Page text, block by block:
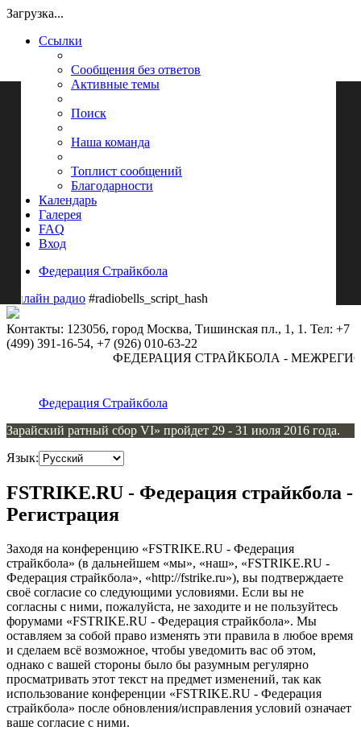
Загрузка...
Ссылки
Сообщения без ответов
Активные темы
Поиск
Наша команда
Топлист сообщений
Благодарности
Календарь
Галерея
FAQ
Вход
Федерация Страйкбола
Онлайн радио #radiobells_script_hash
Контакты: 123056, город Москва, Тишинская пл., 1, 1. Тел: +7
(499) 391-16-54, +7 (926) 010-63-22
ФЕДЕРАЦИЯ СТРАЙКБОЛА -
Федерация Страйкбола
Зарайский ратный сбор VI» пройдет 29 - 31 июля 2016 года.
Язык:
FSTRIKE.RU - Федерация страйкбола -
Регистрация
Заходя на конференцию «FSTRIKE.RU - Федерация
страйкбола» (в дальнейшем «мы», «наш», «FSTRIKE.RU -
Федерация страйкбола», «http://fstrike.ru»), вы подтверждаете
своё согласие со следующими условиями. Если вы не
согласны с ними, пожалуйста, не заходите и не пользуйтесь
форумами «FSTRIKE.RU - Федерация страйкбола». Мы
оставляем за собой право изменять эти правила в любое время
и сделаем всё возможное, чтобы уведомить вас об этом,
однако с вашей стороны было бы разумным регулярно
просматривать этот текст на предмет изменений, так как
использование конференции «FSTRIKE.RU - Федерация
страйкбола» после обновления/исправления условий означает
ваше согласие с ними.